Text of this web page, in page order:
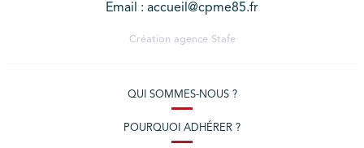
Email : accueil@cpme85.fr
Création agence Stafe
QUI SOMMES-NOUS ?
POURQUOI ADHÉRER ?